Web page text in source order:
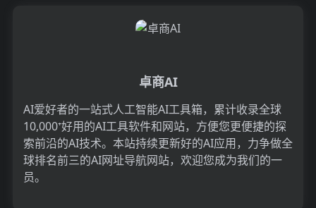
卓商AI
AI爱好者的一站式人工智能AI工具箱，累计收录全球
10,000⁺好用的AI工具软件和网站，方便您更便捷的探
索前沿的AI技术。本站持续更新好的AI应用，力争做全
球排名前三的AI网址导航网站，欢迎您成为我们的一
员。